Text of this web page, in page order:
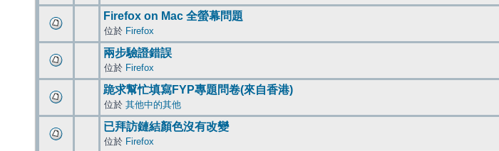
Firefox on Mac 全螢幕問題
位於 Firefox
兩步驗證錯誤
位於 Firefox
跪求幫忙填寫FYP專題問卷(來自香港)
位於 其他中的其他
已拜訪鏈結顏色沒有改變
位於 Firefox